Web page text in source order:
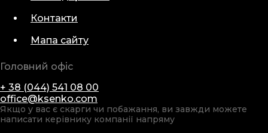
Контакти
Мапа сайту
Головний офіс
+ 38 (044) 541 08 00
office@ksenko.com
Якщо у вас є скарги чи побажання, ви завжди можете
написати керівнику компанії напряму